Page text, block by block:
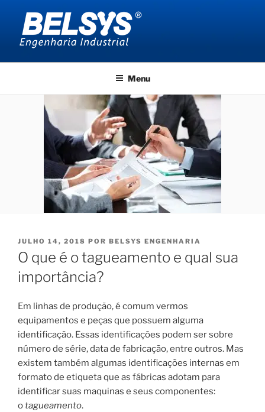
conteúdo
BELSYS ENGENHARIA
Menu
PUBLICADO
EM
JULHO 14, 2018 POR BELSYS ENGENHARIA
O que é o tagueamento e qual sua
importância?
Em linhas de produção, é comum vermos
equipamentos e peças que possuem alguma
identificação. Essas identificações podem ser sobre
número de série, data de fabricação, entre outros. Mas
existem também algumas identificações internas em
formato de etiqueta que as fábricas adotam para
identificar suas maquinas e seus componentes:
otagueamento.